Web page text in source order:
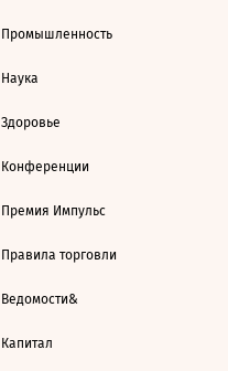
Промышленность
Наука
Здоровье
Конференции
Премия Импульс
Правила торговли
Ведомости&
Капитал